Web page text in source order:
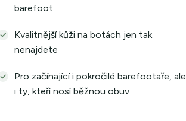
barefoot
Kvalitnější kůži na botách jen tak
nenajdete
Pro začínající i pokročilé barefootaře, ale
i ty, kteří nosí běžnou obuv